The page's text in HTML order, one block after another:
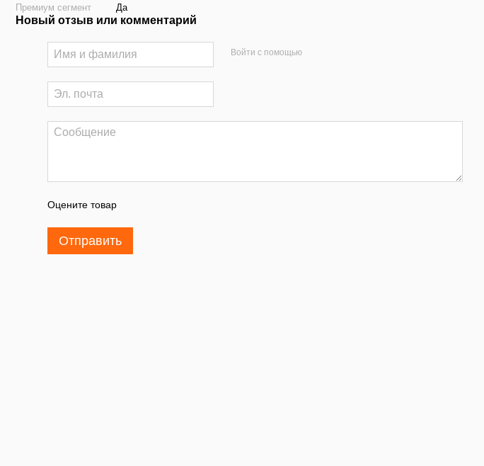
Премиум сегмент
Да
Новый отзыв или комментарий
Войти с помощью
Оцените товар
Отправить